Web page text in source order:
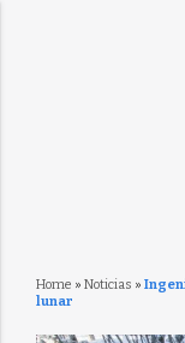
Home » Noticias »
lunar